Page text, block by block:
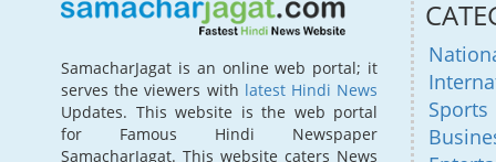
SamacharJagat is an online web portal; it
serves the viewers with latest Hindi News
Updates. This website is the web portal
for Famous Hindi Newspaper
SamacharJagat. This website caters News
Sports